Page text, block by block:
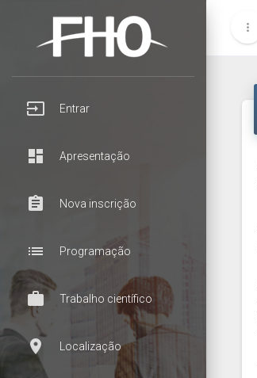
input Entrar
dashboard Apresentação
assignment Nova inscrição
list Programação
work Trabalho científico
room Localização
more_vert